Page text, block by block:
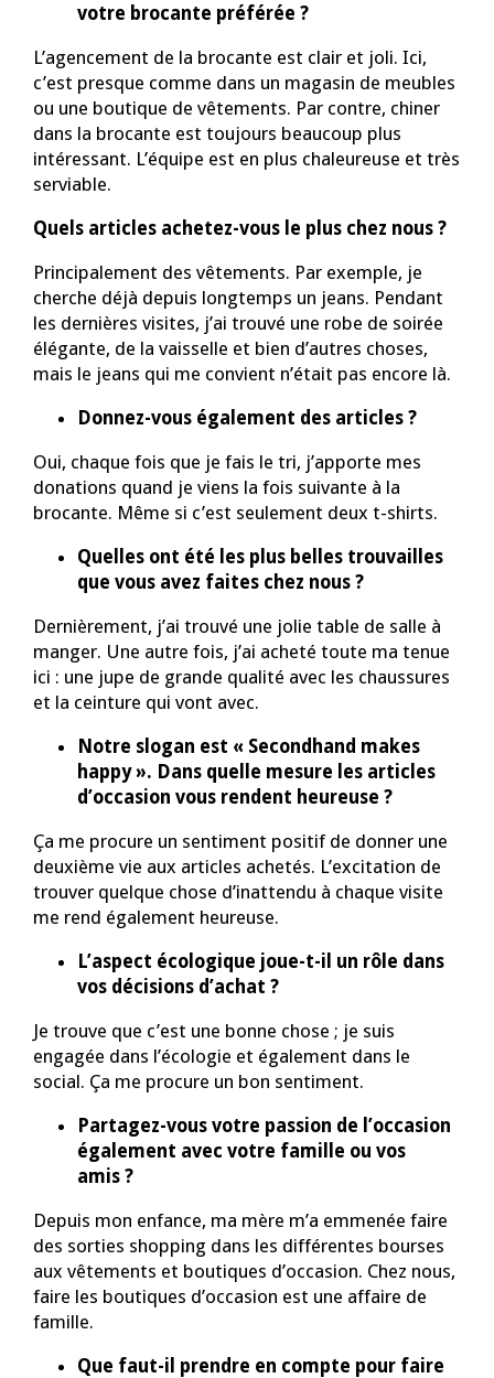
votre brocante préférée ?
L’agencement de la brocante est clair et joli. Ici,
c’est presque comme dans un magasin de meubles
ou une boutique de vêtements. Par contre, chiner
dans la brocante est toujours beaucoup plus
intéressant. L’équipe est en plus chaleureuse et très
serviable.
Quels articles achetez-vous le plus chez nous ?
Principalement des vêtements. Par exemple, je
cherche déjà depuis longtemps un jeans. Pendant
les dernières visites, j’ai trouvé une robe de soirée
élégante, de la vaisselle et bien d’autres choses,
mais le jeans qui me convient n’était pas encore là.
Donnez-vous également des articles ?
Oui, chaque fois que je fais le tri, j’apporte mes
donations quand je viens la fois suivante à la
brocante. Même si c’est seulement deux t-shirts.
Quelles ont été les plus belles trouvailles
que vous avez faites chez nous ?
Dernièrement, j’ai trouvé une jolie table de salle à
manger. Une autre fois, j’ai acheté toute ma tenue
ici : une jupe de grande qualité avec les chaussures
et la ceinture qui vont avec.
Notre slogan est « Secondhand makes
happy ». Dans quelle mesure les articles
d’occasion vous rendent heureuse ?
Ça me procure un sentiment positif de donner une
deuxième vie aux articles achetés. L’excitation de
trouver quelque chose d’inattendu à chaque visite
me rend également heureuse.
L’aspect écologique joue-t-il un rôle dans
vos décisions d’achat ?
Je trouve que c’est une bonne chose ; je suis
engagée dans l’écologie et également dans le
social. Ça me procure un bon sentiment.
Partagez-vous votre passion de l’occasion
également avec votre famille ou vos
amis ?
Depuis mon enfance, ma mère m’a emmenée faire
des sorties shopping dans les différentes bourses
aux vêtements et boutiques d’occasion. Chez nous,
faire les boutiques d’occasion est une affaire de
famille.
Que faut-il prendre en compte pour faire